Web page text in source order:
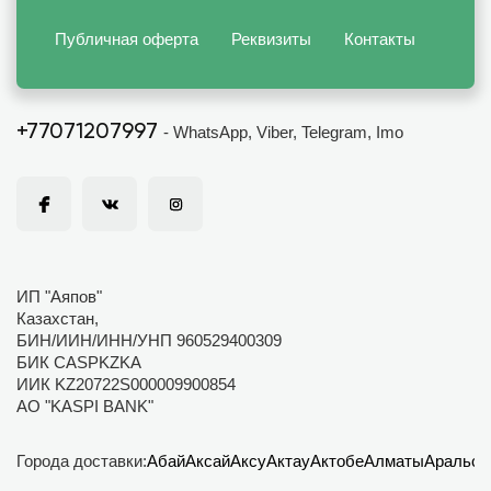
Публичная оферта Реквизиты Контакты
+77071207997 - WhatsApp, Viber, Telegram, Imo
ИП "Аяпов"
Казахстан,
БИН/ИИН/ИНН/УНП 960529400309
БИК CASPKZKA
ИИК KZ20722S000009900854
АО "KASPI BANK"
Города доставки:АбайАксайАксуАктауАктобеАлматыАральск